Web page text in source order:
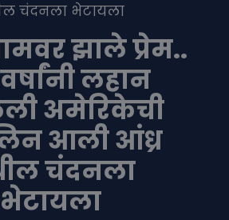
चंदनला भेटायला
झाले प्रेम..
लहान
अमेरिकेची
आली आंध्र
चंदनला
भेटायला